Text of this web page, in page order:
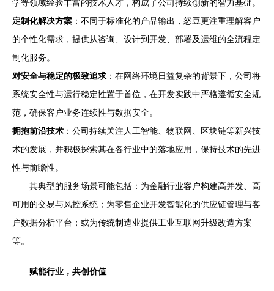
学等领域经验丰富的技术人才，构成了公司持续创新的智力基础。
定制化解决方案 ：不同于标准化的产品输出，怒豆更注重理解客户
的个性化需求，提供从咨询、设计到开发、部署及运维的全流程定
制化服务。
对安全与稳定的极致追求 ：在网络环境日益复杂的背景下，公司将
系统安全性与运行稳定性置于首位，在开发实践中严格遵循安全规
范，确保客户业务连续性与数据安全。
拥抱前沿技术 ：公司持续关注人工智能、物联网、区块链等新兴技
术的发展，并积极探索其在各行业中的落地应用，保持技术的先进
性与前瞻性。
其典型的服务场景可能包括：为金融行业客户构建高并发、高
可用的交易与风控系统；为零售企业开发智能化的供应链管理与客
户数据分析平台；或为传统制造业提供工业互联网升级改造方案
等。
赋能行业，共创价值